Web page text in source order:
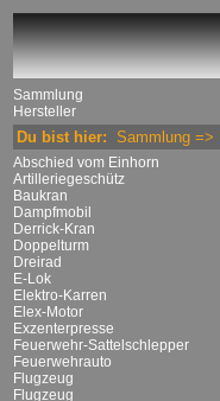
Sammlung
Hersteller
Du bist hier: Sammlung =>
Abschied vom Einhorn
Artilleriegeschütz
Baukran
Dampfmobil
Derrick-Kran
Doppelturm
Dreirad
E-Lok
Elektro-Karren
Elex-Motor
Exzenterpresse
Feuerwehr-Sattelschlepper
Feuerwehrauto
Flugzeug
Flugzeug